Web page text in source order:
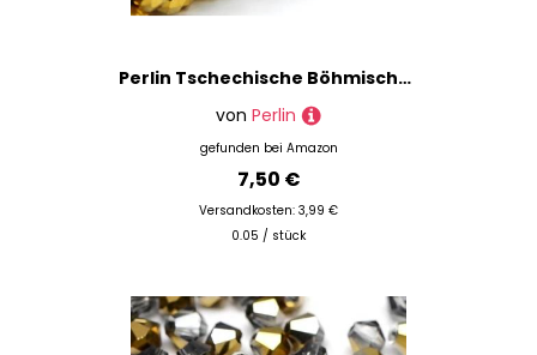
Perlin Tschechische Böhmische Kristallperlen 3mm x 2mm Tschechische Perlen CZ Glasschliffperlen Facettierte Rondelle Kügelchen Glasperlen 1 strang 160 Stk (Gold Metallic)
von Perlin
gefunden bei Amazon
7,50 €
Versandkosten: 3,99 €
0.05 / stück